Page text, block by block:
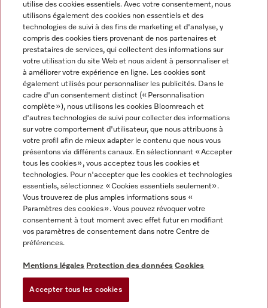
Langue
FRANCAIS
Informations légales
CGV
Conditions d’utilisation
Déclaration d'accessibilité
Digital Services Act
Miele sur Instagram
Miele sur Youtube
utilise des cookies essentiels. Avec votre consentement, nous
utilisons également des cookies non essentiels et des
technologies de suivi à des fins de marketing et d'analyse, y
compris des cookies tiers provenant de nos partenaires et
prestataires de services, qui collectent des informations sur
votre utilisation du site Web et nous aident à personnaliser et
à améliorer votre expérience en ligne. Les cookies sont
également utilisés pour personnaliser les publicités. Dans le
cadre d'un consentement distinct (« Personnalisation
complète »), nous utilisons les cookies Bloomreach et
d'autres technologies de suivi pour collecter des informations
sur votre comportement d'utilisateur, que nous attribuons à
votre profil afin de mieux adapter le contenu que nous vous
présentons via différents canaux. En sélectionnant « Accepter
tous les cookies », vous acceptez tous les cookies et
technologies. Pour n'accepter que les cookies et technologies
essentiels, sélectionnez « Cookies essentiels seulement».
Vous trouverez de plus amples informations sous «
Paramètres des cookies ». Vous pouvez révoquer votre
consentement à tout moment avec effet futur en modifiant
vos paramètres de consentement dans notre Centre de
préférences.
Mentions légales Protection des données Cookies
Accepter tous les cookies